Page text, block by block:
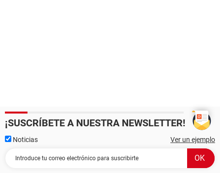
¡SUSCRÍBETE A NUESTRA NEWSLETTER!
Noticias Ver un ejemplo